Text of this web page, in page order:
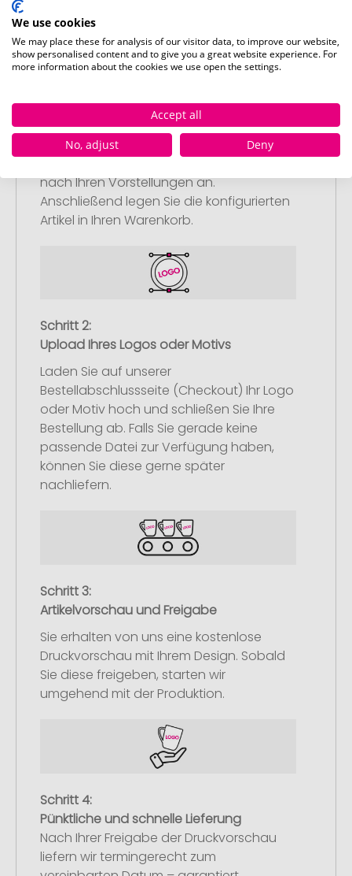
Schritt 1:
Artikelkonfiguration
Wählen Sie Ihre gewünschten
nach Ihren Vorstellungen an.
Anschließend legen Sie die konfigurierten
Artikel in Ihren Warenkorb.
Schritt 2:
Upload Ihres Logos oder Motivs
Laden Sie auf unserer
Bestellabschlussseite (Checkout) Ihr Logo
oder Motiv hoch und schließen Sie Ihre
Bestellung ab. Falls Sie gerade keine
passende Datei zur Verfügung haben,
können Sie diese gerne später
nachliefern.
Schritt 3:
Artikelvorschau und Freigabe
Sie erhalten von uns eine kostenlose
Druckvorschau mit Ihrem Design. Sobald
Sie diese freigeben, starten wir
umgehend mit der Produktion.
Schritt 4:
Pünktliche und schnelle Lieferung
Nach Ihrer Freigabe der Druckvorschau
liefern wir termingerecht zum
We use cookies
We may place these for analysis of our visitor data, to improve our website,
show personalised content and to give you a great website experience. For
more information about the cookies we use open the settings.
Accept all
No, adjust
Deny